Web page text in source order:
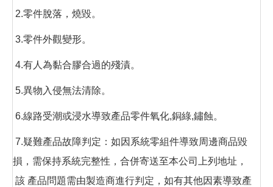
2.零件脫落，燒毀。
3.零件外觀變形。
4.有人為黏合膠合過的殘漬。
5.異物入侵無法清除。
6.線路受潮或浸水導致產品零件氧化,銅綠,鏽蝕。
7.疑難產品故障判定：如因系統零組件導致周邊商品毀
損，需保持系統完整性，合併寄送至本公司上列地址，
該 產品問題需由製造商進行判定，如有其他因素導致產